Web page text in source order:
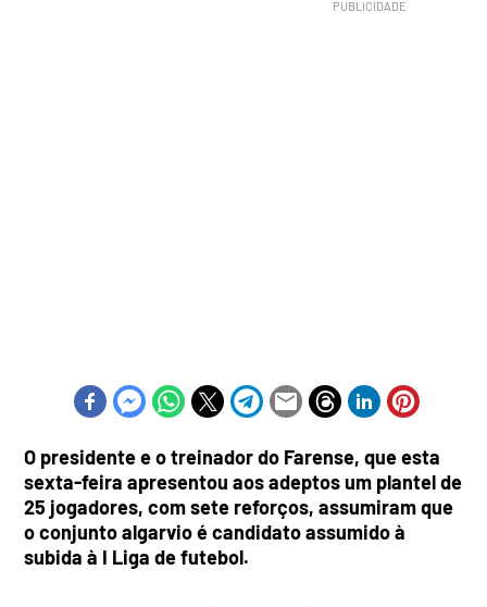
O presidente e o treinador do Farense, que esta
sexta-feira apresentou aos adeptos um plantel de
25 jogadores, com sete reforços, assumiram que
o conjunto algarvio é candidato assumido à
subida à I Liga de futebol.